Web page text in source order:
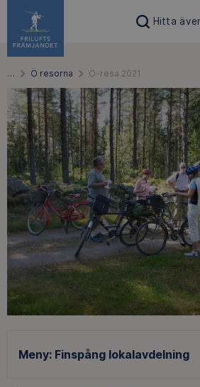
Hitta
… Ö resorna Ö-resa 2021
Meny: Finspång lokalavdelning